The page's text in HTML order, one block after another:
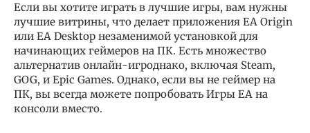
Если вы хотите играть в лучшие игры, вам нужны
лучшие витрины, что делает приложения EA Origin
или EA Desktop незаменимой установкой для
начинающих геймеров на ПК. Есть множество
альтернатив онлайн-игроднако, включая Steam,
GOG, и Epic Games. Однако, если вы не геймер на
ПК, вы всегда можете попробовать Игры EA на
консоли вместо.